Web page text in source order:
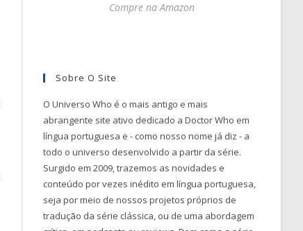
Compre na Amazon
Sobre O Site
O Universo Who é o mais antigo e mais
abrangente site ativo dedicado a Doctor Who em
língua portuguesa e - como nosso nome já diz - a
todo o universo desenvolvido a partir da série.
Surgido em 2009, trazemos as novidades e
conteúdo por vezes inédito em língua portuguesa,
seja por meio de nossos projetos próprios de
tradução da série clássica, ou de uma abordagem